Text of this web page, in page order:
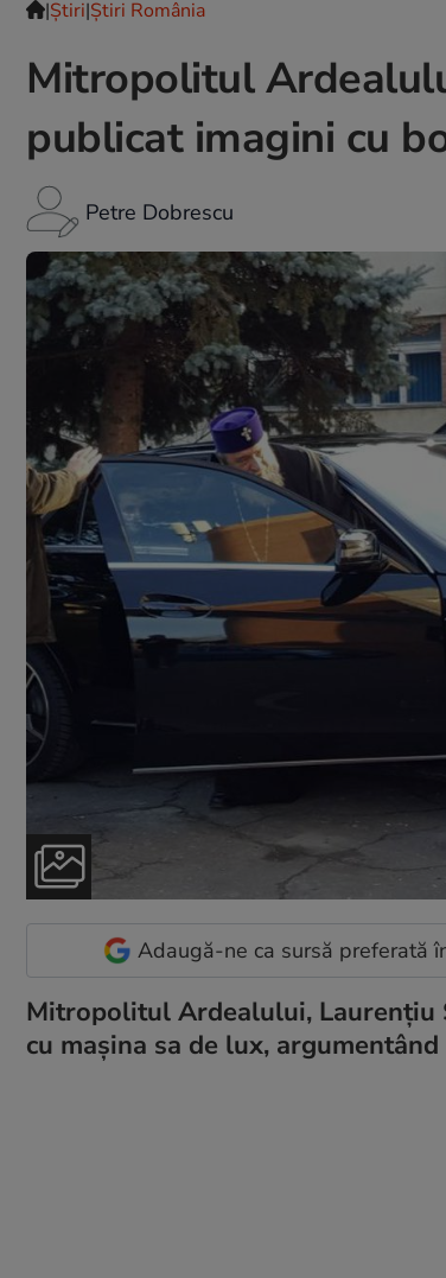
|Ştiri|Știri România
Mitropolitul
publicat imagini cu
Petre Dobrescu
Adaugă-ne ca sursă preferată
Mitropolitul Ardealului, Laurențiu
cu mașina sa de lux,